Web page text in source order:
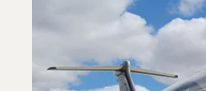
Дальность (NM)